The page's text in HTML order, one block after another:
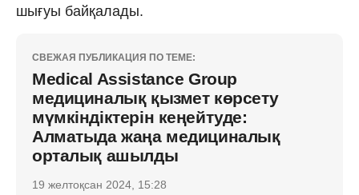
шығуы байқалады.
СВЕЖАЯ ПУБЛИКАЦИЯ ПО ТЕМЕ:
Medical Assistance Group
медициналық қызмет көрсету
мүмкіндіктерін кеңейтуде:
Алматыда жаңа медициналық
орталық ашылды
19 желтоқсан 2024, 15:28